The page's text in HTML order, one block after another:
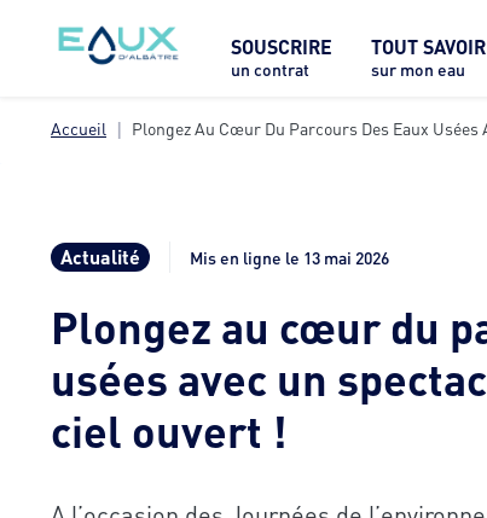
SOUSCRIRE
un contrat
TOUT SAVOIR
sur mon eau
Accueil Plongez Au Cœur Du Parcours Des Eaux
Actualité Mis en ligne le 13 mai 2026
Plongez au cœur du
usées avec un
ciel ouvert !